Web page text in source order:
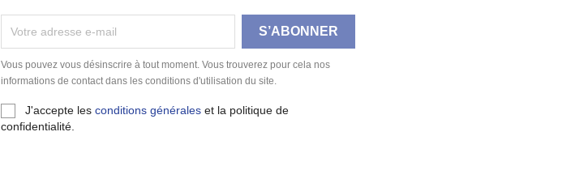
Vous pouvez vous désinscrire à tout moment. Vous trouverez pour cela nos
informations de contact dans les conditions d'utilisation du site.
J'accepte lesconditions générales et la politique de
confidentialité.